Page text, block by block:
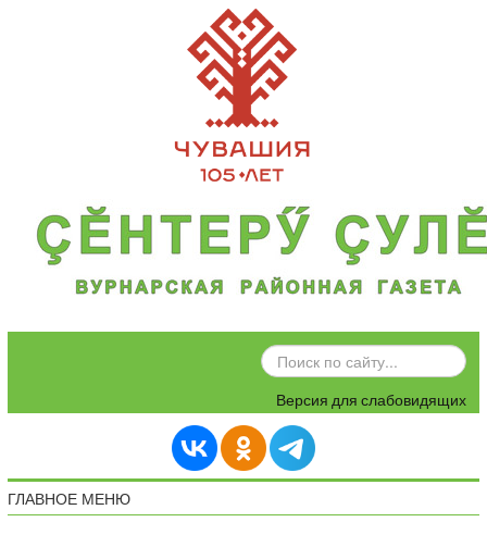
ИСКАТЬ...
Версия для слабовидящих
ГЛАВНОЕ МЕНЮ